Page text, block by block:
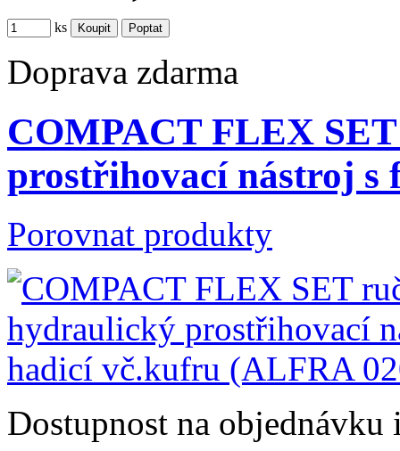
ks
Doprava zdarma
COMPACT FLEX
prostřihovací nástroj
Porovnat produkty
Dostupnost na objednávku